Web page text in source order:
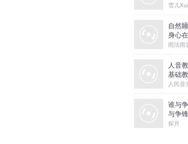
雪儿
自然
身心
雨法雨
人音
基础
乐
人民音
谁与
与争
笑|会
探月